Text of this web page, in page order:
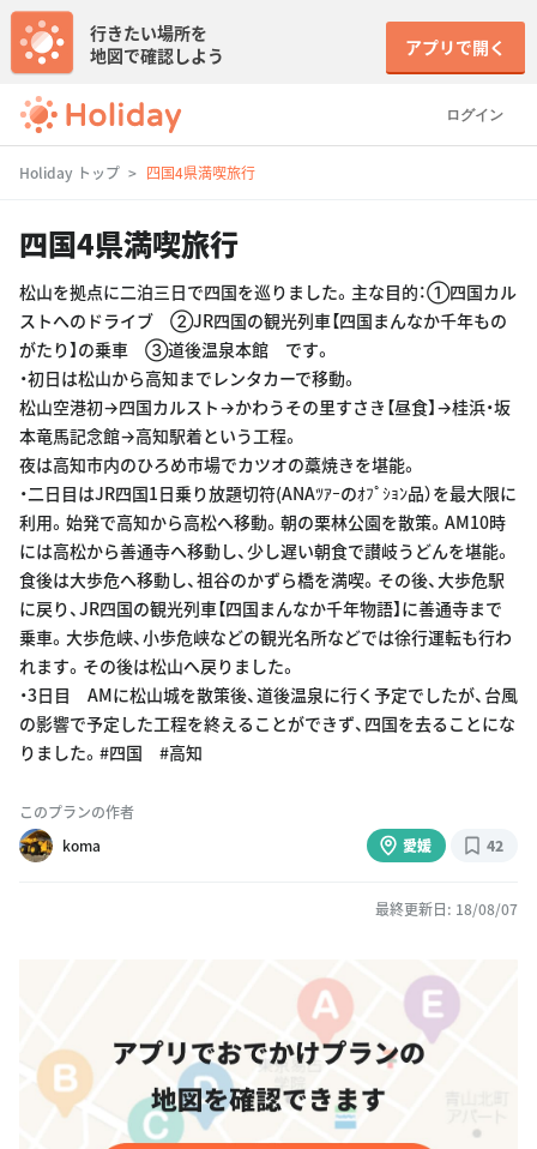
ログイン
行きたい場所を
地図で確認しよう
アプリで開く
Holiday トップ 四国4県満喫旅行
四国4県満喫旅行
松山を拠点に二泊三日で四国を巡りました。主な目的：①四国カル
ストへのドライブ ②JR四国の観光列車【四国まんなか千年もの
がたり】の乗車 ③道後温泉本館 です。
・初日は松山から高知までレンタカーで移動。
松山空港初→四国カルスト→かわうその里すさき【昼食】→桂浜・坂
本竜馬記念館→高知駅着という工程。
夜は高知市内のひろめ市場でカツオの藁焼きを堪能。
・二日目はJR四国1日乗り放題切符(ANAﾂｱｰのｵﾌﾟｼｮﾝ品）を最大限に
利用。始発で高知から高松へ移動。朝の栗林公園を散策。AM10時
には高松から善通寺へ移動し、少し遅い朝食で讃岐うどんを堪能。
食後は大歩危へ移動し、祖谷のかずら橋を満喫。その後、大歩危駅
に戻り、JR四国の観光列車【四国まんなか千年物語】に善通寺まで
乗車。大歩危峡、小歩危峡などの観光名所などでは徐行運転も行わ
れます。その後は松山へ戻りました。
・3日目 AMに松山城を散策後、道後温泉に行く予定でしたが、台風
の影響で予定した工程を終えることができず、四国を去ることにな
りました。#四国 #高知
このプランの作者
koma
愛媛 42
最終更新日: 18/08/07